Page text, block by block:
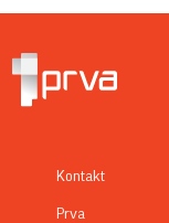
Kontakt
Prva